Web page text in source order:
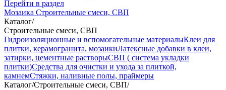
Перейти в раздел
Мозаика Строительные смеси, СВП
Каталог/
Строительные смеси, СВП
Гидроизоляционные и вспомогательные материалыКлеи для
плитки, керамогранита, мозаикиЛатексные добавки в клеи,
затирки, цементные растворыСВП ( система укладки
плитки)Средства для очистки и ухода за плиткой,
камнемСтяжки, наливные полы, праймеры
Каталог/Строительные смеси, СВП/